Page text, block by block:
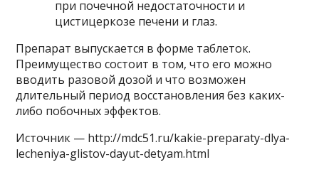
при почечной недостаточности и
цистицеркозе печени и глаз.
Препарат выпускается в форме таблеток.
Преимущество состоит в том, что его можно
вводить разовой дозой и что возможен
длительный период восстановления без каких-
либо побочных эффектов.
Источник — http://mdc51.ru/kakie-preparaty-dlya-
lecheniya-glistov-dayut-detyam.html